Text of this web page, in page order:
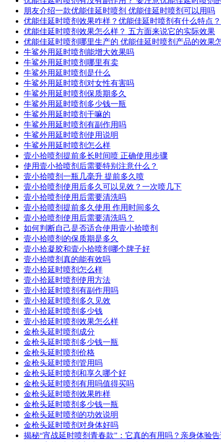
朋友介绍一款优能佳延时喷剂 优能佳延时喷剂可以用吗
优能佳延时喷剂效果咋样？优能佳延时喷剂有什么特点？
优能佳延时喷剂效果怎么样？ 五方面来说它的实际效果
优能佳延时喷剂哪里生产的 优能佳延时喷剂产品的效果
牛鲨外用延时喷剂能增大效果吗
牛鲨外用延时喷剂哪里有卖
牛鲨外用延时喷剂是什么
牛鲨外用延时喷剂对女性有害吗
牛鲨外用延时喷剂保质期多久
牛鲨外用延时喷剂多少钱一瓶
牛鲨外用延时喷剂干嘛的
牛鲨外用延时喷剂有副作用吗
牛鲨外用延时喷剂使用说明
牛鲨外用延时喷剂怎么样
壹小拾喷剂提前多长时间喷 正确使用步骤
使用壹小拾喷剂后需要特别注意什么？
壹小拾喷剂一瓶几毫升 提前多久喷
壹小拾喷剂使用后多久可以见效？一次喷几下
壹小拾喷剂使用后需要清洗吗
壹小拾喷剂提前多久使用 作用时间多久
壹小拾喷剂使用后需要清洗吗？
如何判断自己是否适合使用壹小拾喷剂
壹小拾喷剂的保质期是多久
壹小拾凝胶和壹小拾喷剂哪个牌子好
壹小拾喷剂真的能有效吗
壹小拾延时喷剂怎么样
壹小拾延时喷剂使用方法
壹小拾延时喷剂有副作用吗
壹小拾延时喷剂多久见效
壹小拾延时喷剂多少钱
壹小拾延时喷剂效果怎么样
金枪头延时喷剂成分
金枪头延时喷剂多少钱一瓶
金枪头延时喷剂价格
金枪头延时喷剂管用吗
金枪头延时喷剂和享久哪个好
金枪头延时喷剂有用吗值得买吗
金枪头延时喷剂效果昨样
金枪头延时喷剂多少钱一瓶
金枪头延时喷剂的功效说明
金枪头延时喷剂对身体好吗
揭秘“宵战延时喷剂青春款”：它真的有用吗？亲身体验告